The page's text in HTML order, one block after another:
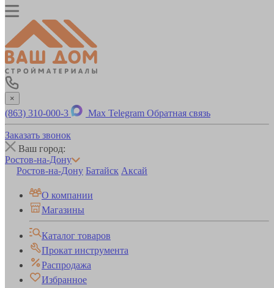
×
(863) 310-000-3 Max Telegram Обратная связь
Заказать звонок
Ваш город:
Ростов-на-Дону
Ростов-на-Дону Батайск Аксай
О компании
Магазины
Каталог товаров
Прокат инструмента
Распродажа
Избранное